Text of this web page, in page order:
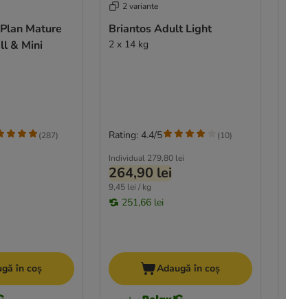
Mature
& Mini
(287)
în coș
2 variante
Briantos Adult Light
2 x 14 kg
Individual 279,80 lei
264,90 lei
9,45 lei / kg
251,66 lei
Rating: 4.4/5 (10)
Adaugă în coș